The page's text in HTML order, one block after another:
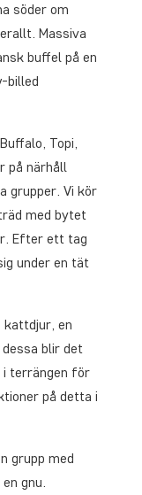
söder om
Massiva
buffel på en
billed
Topi,
på närhåll
grupper. Vi kör
med bytet
Efter ett tag
under en tät
kattdjur, en
blir det
terrängen för
på detta i
grupp med
gnu.